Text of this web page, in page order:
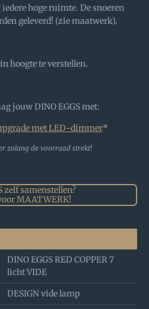
hoge ruimte. De snoeren
geleverd! (zie maatwerk).
hoogte te verstellen.
jouw DINO EGGS met:
met LED-dimmer*
zolang de voorraad strekt!
zelf samenstellen?
MAATWERK!
DINO EGGS RED COPPER 7
licht VIDE
DESIGN vide lamp